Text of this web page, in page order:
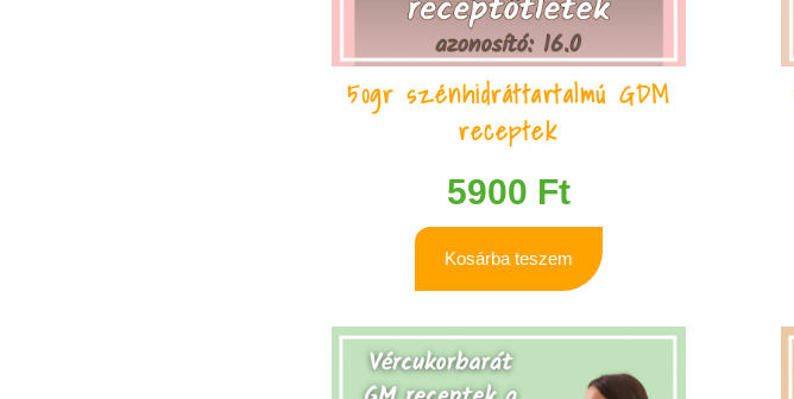
50gr szénhidráttartalmú GDM
receptek
5900 Ft
Kosárba teszem